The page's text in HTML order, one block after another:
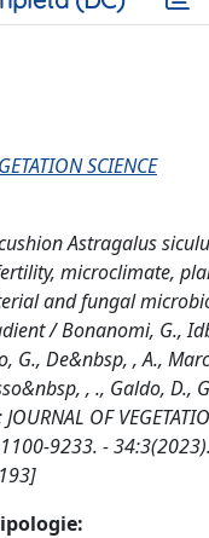
SCIENCE
Astragalus
microclimate,
and fungal
/ Bonanomi, G.,
G., De&nbsp, , A.,
, ., Galdo, D.,
OF
1100-9233. - 34:3(2023).